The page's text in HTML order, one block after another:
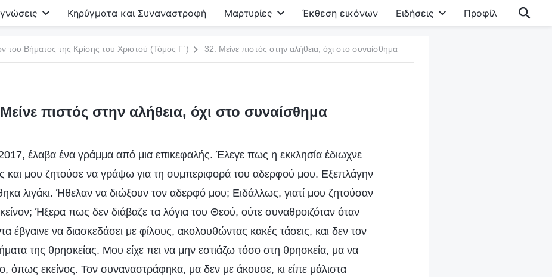
Κηρύγματα και Συναναστροφή Μαρτυρίες Έκθεση εικόνων Ειδήσεις Προφίλ
του Βήματος της Κρίσης του Χριστού (Τόμος Γ΄) 32. Μείνε πιστός στην αλήθεια, όχι στο συναίσθημα
πιστός στην αλήθεια, όχι στο συναίσθημα
έλαβα ένα γράμμα από μια επικεφαλής. Έλεγε πως η εκκλησία έδιωχνε
και μου ζητούσε να γράψω για τη συμπεριφορά του αδερφού μου. Εξεπλάγην
λιγάκι. Ήθελαν να διώξουν τον αδερφό μου; Ειδάλλως, γιατί μου ζητούσαν
Ήξερα πως δεν διάβαζε τα λόγια του Θεού, ούτε συναθροιζόταν όταν
έβγαινε να διασκεδάσει με φίλους, ακολουθώντας κακές τάσεις, και δεν τον
της θρησκείας. Μου είχε πει να μην εστιάζω τόσο στη θρησκεία, μα να
όπως εκείνος. Τον συναναστράφηκα, μα δεν με άκουσε, κι είπε μάλιστα